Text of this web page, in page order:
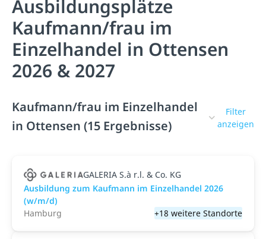
Ausbildungsplätze
Kaufmann/frau im
Einzelhandel in Ottensen
2026 & 2027
Kaufmann/frau im Einzelhandel
in Ottensen (15 Ergebnisse)
Filter
anzeigen
GALERIA S.à r.l. & Co. KG
Ausbildung zum Kaufmann im Einzelhandel 2026
(w/m/d)
Hamburg
+18 weitere Standorte